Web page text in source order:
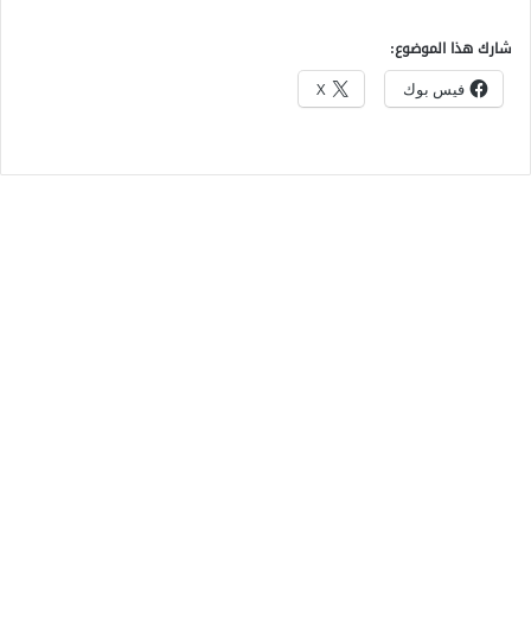
شارك هذا الموضوع:
فيس بوك X